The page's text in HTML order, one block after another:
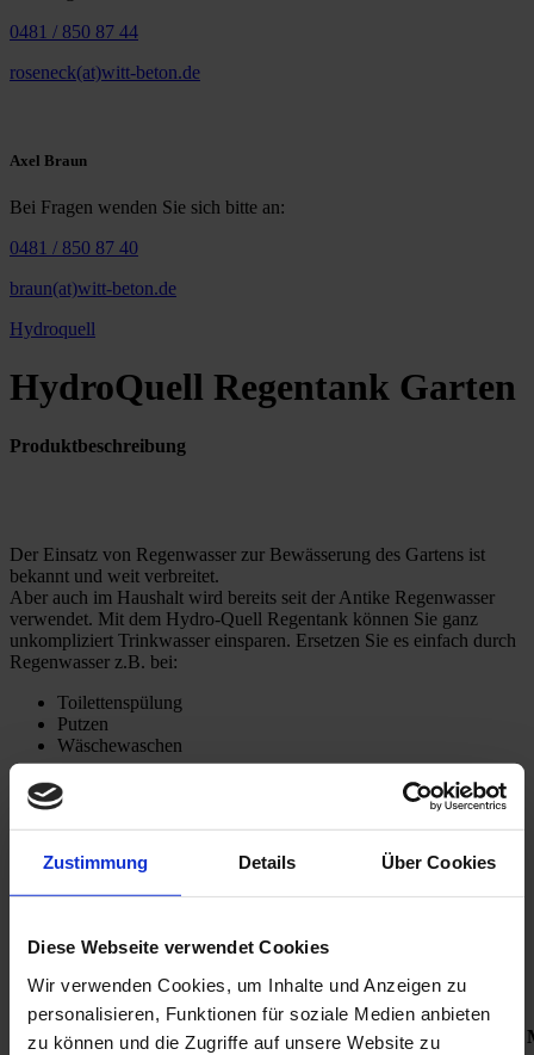
Zustimmung Details Über Cookies
Diese Webseite verwendet Cookies
Wir verwenden Cookies, um Inhalte und Anzeigen zu
personalisieren, Funktionen für soziale Medien anbieten
zu können und die Zugriffe auf unsere Website zu
0481 / 850 87 44
roseneck(at)witt-beton.de
Axel Braun
Bei Fragen wenden Sie sich bitte an:
0481 / 850 87 40
braun(at)witt-beton.de
Hydroquell
HydroQuell Regentank Garten
Produktbeschreibung
Der Einsatz von Regenwasser zur Bewässerung des Gartens ist
bekannt und weit verbreitet.
Aber auch im Haushalt wird bereits seit der Antike Regenwasser
verwendet. Mit dem Hydro-Quell Regentank können Sie ganz
unkompliziert Trinkwasser einsparen. Ersetzen Sie es einfach durch
Regenwasser z.B. bei:
Toilettenspülung
Putzen
Wäschewaschen
Insgesamt sparen Sie so bis zu 50% Ihres Trinkwasserverbrauchs ein
und können so Ihre Kosten senken.
Technische Daten
Gewichte